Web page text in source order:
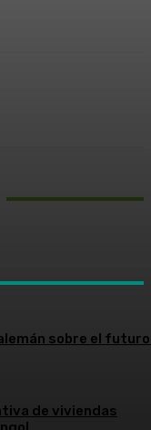
sobre el
de viviendas